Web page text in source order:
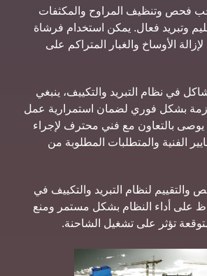
فحص وتنظيف المراوح والمكثفات
وتبريد فعال. يمكن استخدام فرشاة
الأوساخ والغبار المتراكم على
في نظام التبريد والتكييف، ينبغي
بشكل فوري لضمان استمرارية عمل
يوصى بالتعاون مع فني محترف لإجراء
الفنية والمتطلبات المطلوبة من
والتقييم لنظام التبريد والتكييف في
على أداء النظام بشكل مستمر ومنع
تؤثر على تشغيل الشاحنة.